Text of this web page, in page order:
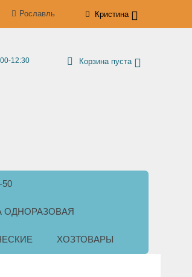
Рославль Кристина
12:30 Корзина пуста
ОДНОРАЗОВАЯ
ХОЗТОВАРЫ